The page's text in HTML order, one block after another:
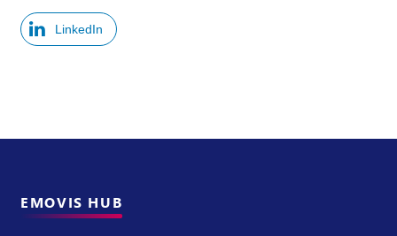
LinkedIn
EMOVIS HUB